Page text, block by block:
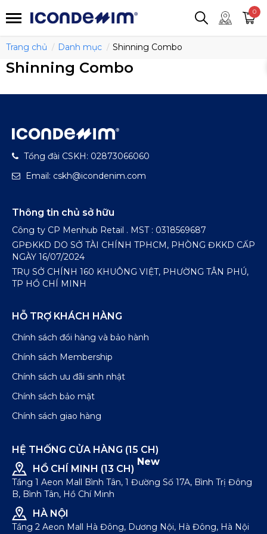
0
Trang chủ Danh mục Shinning Combo
Shinning Combo
Tổng đài CSKH: 02873066060
Email: cskh@icondenim.com
Thông tin chủ sở hữu
Công ty CP Menhub Retail . MST : 0318569687
GPĐKKD DO SỞ TÀI CHÍNH TPHCM, PHÒNG ĐKKD CẤP
NGÀY 16/07/2024
TRỤ SỞ CHÍNH 160 KHUÔNG VIỆT, PHƯỜNG TÂN PHÚ,
TP HỒ CHÍ MINH
HỖ TRỢ KHÁCH HÀNG
Chính sách đổi hàng và bảo hành
Chính sách Membership
Chính sách ưu đãi sinh nhật
Chính sách bảo mật
Chính sách giao hàng
HỆ THỐNG CỬA HÀNG (15 CH)
HỒ CHÍ MINH (13 CH)
New
Tầng 1 Aeon Mall Bình Tân, 1 Đường Số 17A, Bình Trị Đông
B, Bình Tân, Hồ Chí Minh
HÀ NỘI
Tầng 2 Aeon Mall Hà Đông, Dương Nội, Hà Đông, Hà Nội